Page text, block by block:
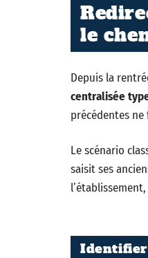
le
Depuis la
centralisée
précédentes
Le scénario
saisit ses
Identifier